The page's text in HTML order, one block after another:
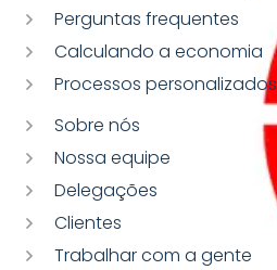
Perguntas frequentes
Calculando a economia
Processos personalizados
Sobre nós
Nossa equipe
Delegações
Clientes
Trabalhar com a gente